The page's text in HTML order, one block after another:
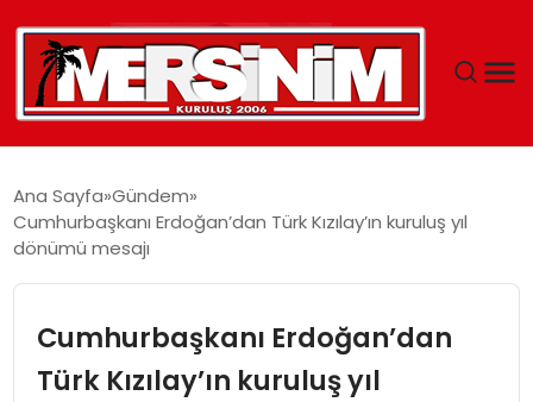
YAŞAM
Ana Sayfa Gündem
Cumhurbaşkanı Erdoğan’dan Türk Kızılay’ın kuruluş yıl
dönümü mesajı
Cumhurbaşkanı Erdoğan’dan
Türk Kızılay’ın kuruluş yıl